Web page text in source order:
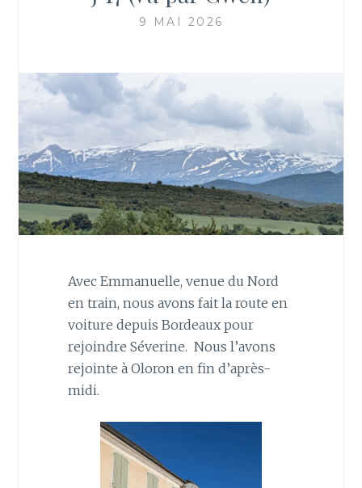
9 MAI 2026
Avec Emmanuelle, venue du Nord
en train, nous avons fait la route en
voiture depuis Bordeaux pour
rejoindre Séverine. Nous l’avons
rejointe à Oloron en fin d’après-
midi.